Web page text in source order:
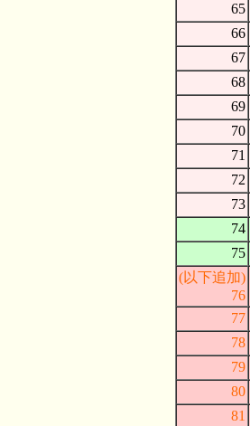
65
66
67
68
69
70
71
72
73
74
75
(以下追加)
76
77
78
79
80
81